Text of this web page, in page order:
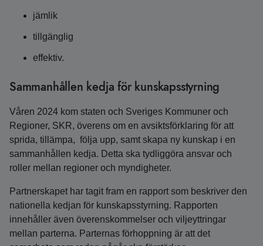
jämlik
tillgänglig
effektiv.
Sammanhållen kedja för kunskapsstyrning
Våren 2024 kom staten och Sveriges Kommuner och
Regioner, SKR, överens om en avsiktsförklaring för att
sprida, tillämpa, följa upp, samt skapa ny kunskap i en
sammanhållen kedja. Detta ska tydliggöra ansvar och
roller mellan regioner och myndigheter.
Partnerskapet har tagit fram en rapport som beskriver den
nationella kedjan för kunskapsstyrning. Rapporten
innehåller även överenskommelser och viljeyttringar
mellan parterna. Parternas förhoppning är att det